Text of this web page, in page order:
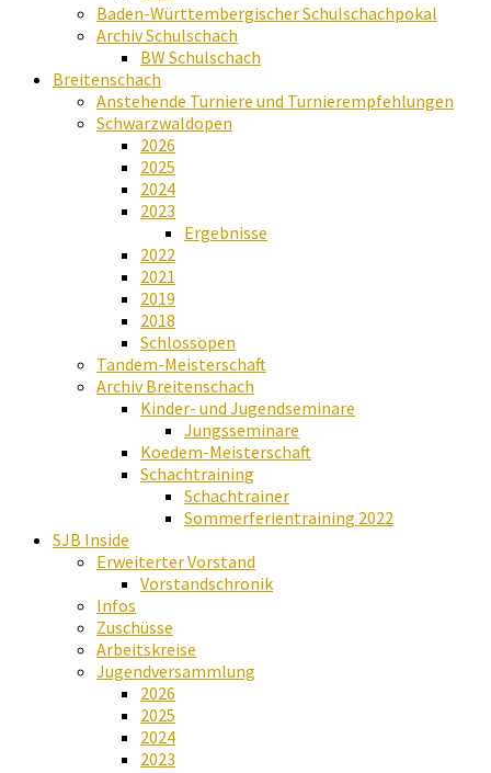
Baden-Württembergischer Schulschachpokal
Archiv Schulschach
BW Schulschach
Breitenschach
Anstehende Turniere und Turnierempfehlungen
Schwarzwaldopen
2026
2025
2024
2023
Ergebnisse
2022
2021
2019
2018
Schlossopen
Tandem-Meisterschaft
Archiv Breitenschach
Kinder- und Jugendseminare
Jungsseminare
Koedem-Meisterschaft
Schachtraining
Schachtrainer
Sommerferientraining 2022
SJB Inside
Erweiterter Vorstand
Vorstandschronik
Infos
Zuschüsse
Arbeitskreise
Jugendversammlung
2026
2025
2024
2023